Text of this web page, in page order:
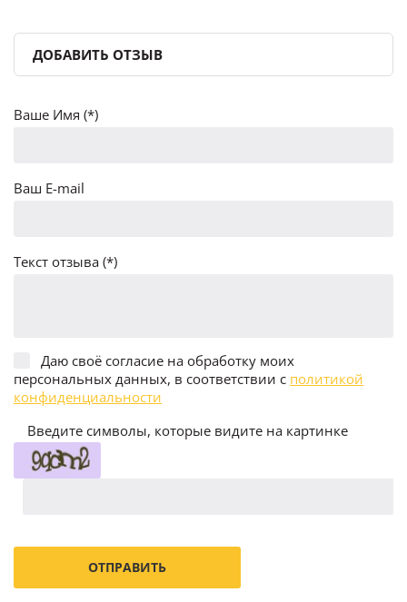
ДОБАВИТЬ ОТЗЫВ
Ваше Имя (*)
Ваш E-mail
Текст отзыва (*)
Даю своё согласие на обработку моих
персональных данных, в соответствии с политикой
конфиденциальности
Введите символы, которые видите на картинке